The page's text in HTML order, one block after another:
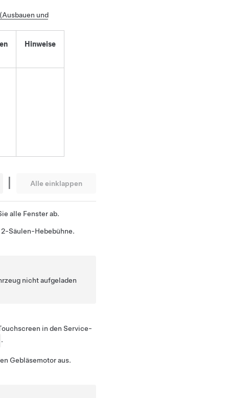
und
Hinweise
| Alle einklappen
alle Fenster ab.
2-Säulen-Hebebühne.
nicht aufgeladen
in den Service-
.
Gebläsemotor aus.